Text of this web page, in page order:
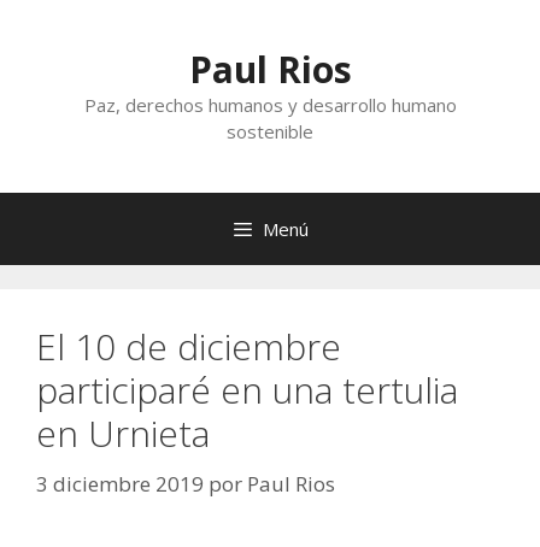
Paul Rios
Paz, derechos humanos y desarrollo humano
sostenible
Menú
El 10 de diciembre
participaré en una tertulia
en Urnieta
3 diciembre 2019 por Paul Rios